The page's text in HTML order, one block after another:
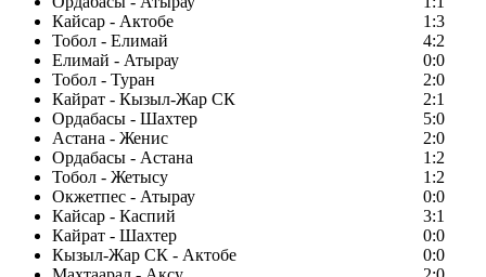
Кайсар - Актобе
1:3
Тобол - Елимай
4:2
Елимай - Атырау
0:0
Тобол - Туран
2:0
Кайрат - Кызыл-Жар СК
2:1
Ордабасы - Шахтер
5:0
Астана - Женис
2:0
Ордабасы - Астана
1:2
Тобол - Жетысу
1:2
Окжетпес - Атырау
0:0
Кайсар - Каспий
3:1
Кайрат - Шахтер
0:0
Кызыл-Жар СК - Актобе
0:0